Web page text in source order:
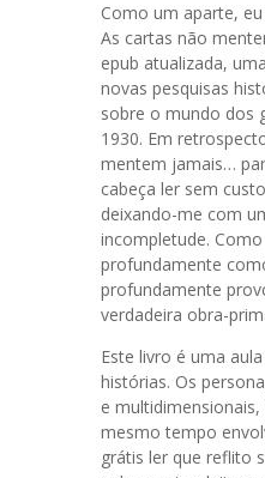
Como um aparte,
As cartas não
epub atualizada,
novas pesquisas
sobre o mundo dos
1930. Em
mentem jamais…
cabeça ler sem
deixando-me com
incompletude.
profundamente
profundamente
verdadeira obra-
Este livro é uma
histórias. Os
e
mesmo tempo
grátis ler que reflito